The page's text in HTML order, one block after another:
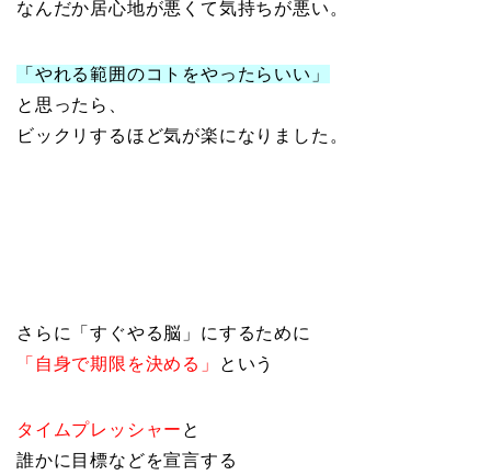
なんだか居心地が悪くて気持ちが悪い。
「やれる範囲のコトをやったらいい」
と思ったら、
ビックリするほど気が楽になりました。
さらに「すぐやる脳」にするために
「自身で期限を決める」
という
タイムプレッシャー と
誰かに目標などを宣言する